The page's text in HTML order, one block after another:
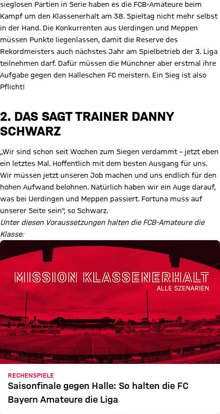
sieglosen Partien in Serie haben es die FCB-Amateure beim
Kampf um den Klassenerhalt am 38. Spieltag nicht mehr selbst
in der Hand. Die Konkurrenten aus Uerdingen und Meppen
müssen Punkte liegenlassen, damit die Reserve des
Rekordmeisters auch nächstes Jahr am Spielbetrieb der 3. Liga
teilnehmen darf. Dafür müssen die Münchner aber erstmal ihre
Aufgabe gegen den Halleschen FC meistern. Ein Sieg ist also
Pflicht!
2. DAS SAGT TRAINER DANNY
SCHWARZ
„Wir sind schon seit Wochen zum Siegen verdammt – jetzt eben
ein letztes Mal. Hoffentlich mit dem besten Ausgang für uns.
Wir müssen jetzt unseren Job machen und uns endlich für den
hohen Aufwand belohnen. Natürlich haben wir ein Auge darauf,
was bei Uerdingen und Meppen passiert. Fortuna muss auf
unserer Seite sein", so Schwarz.
Unter diesen Voraussetzungen halten die FCB-Amateure die
Klasse:
RECHENSPIELE
Saisonfinale gegen Halle: So halten die FC
Bayern Amateure die Liga